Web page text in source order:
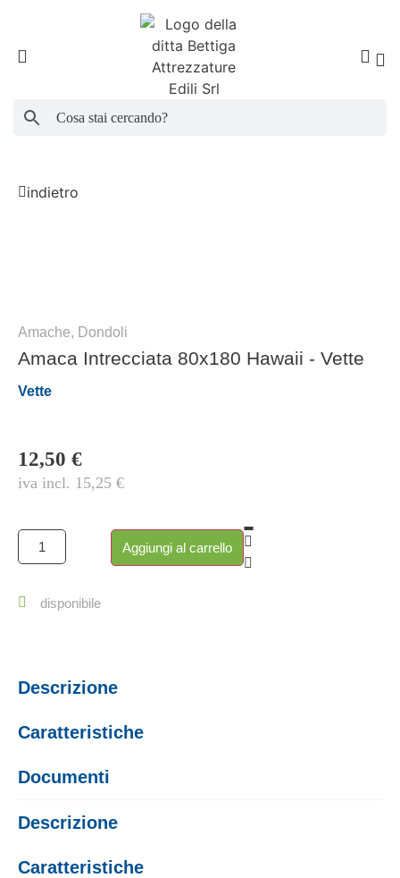
for:
indietro
Amache, Dondoli
Amaca Intrecciata 80x180 Hawaii - Vette
Vette
12,50 €
iva incl. 15,25 €
Aggiungi al carrello
disponibile
Descrizione
Caratteristiche
Documenti
Descrizione
Caratteristiche